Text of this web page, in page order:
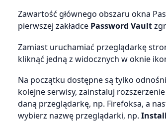
Zawartość głównego obszaru okna
pierwszej zakładce Password Vault
Zamiast uruchamiać przeglądarkę
kliknąć jedną z widocznych w oknie
Na początku dostępne są tylko
kolejne serwisy, zainstaluj
daną przeglądarkę, np. Firefoksa, a
wybierz nazwę przeglądarki, np.